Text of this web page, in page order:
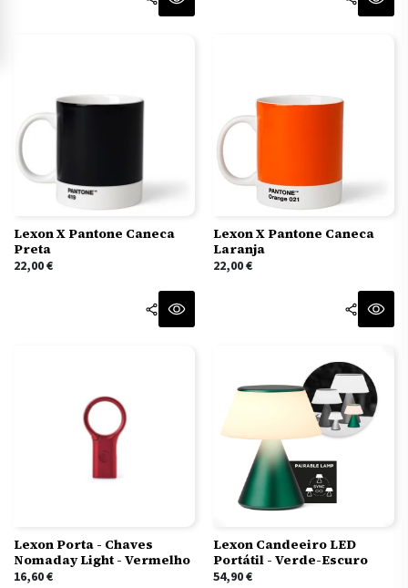
Lexon X Pantone Caneca
Preta
22,00€
Lexon X Pantone Caneca
Laranja
22,00€
Lexon Porta - Chaves
Nomaday Light - Vermelho
16,60€
Lexon Candeeiro LED
Portátil - Verde-Escuro
54,90€